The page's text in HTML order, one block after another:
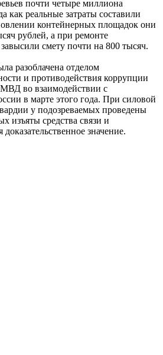
почти четыре миллиона
как реальные затраты составили
контейнерных площадок они
рублей, а при ремонте
смету почти на 800 тысяч.
разоблачена отделом
и противодействия коррупции
МВД во взаимодействии с
в марте этого года. При силовой
у подозреваемых проведены
изъяты средства связи и
значение.